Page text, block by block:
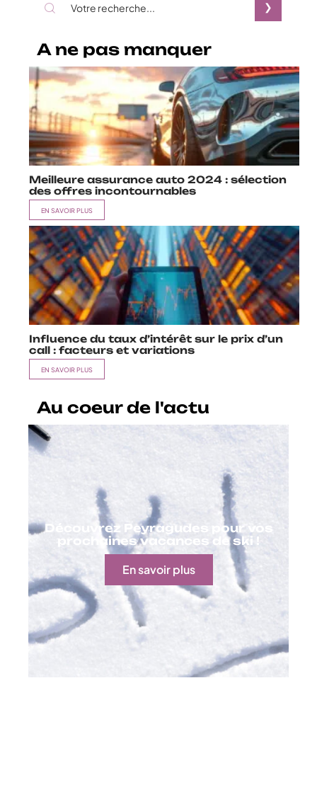
A ne pas manquer
Meilleure assurance auto 2024 : sélection
des offres incontournables
EN SAVOIR PLUS
Influence du taux d’intérêt sur le prix d’un
call : facteurs et variations
EN SAVOIR PLUS
Au coeur de l'actu
Découvrez Peyragudes pour vos
prochaines vacances de ski !
En savoir plus